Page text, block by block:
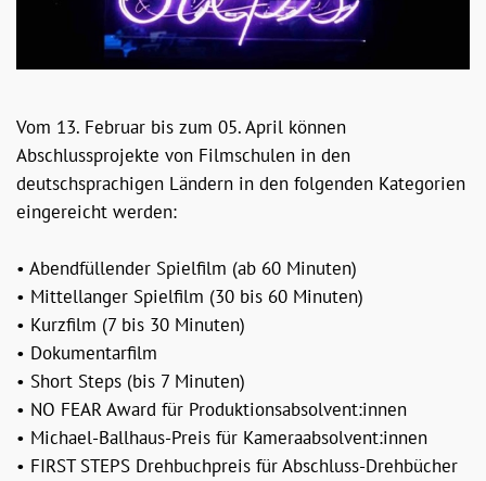
Vom 13. Februar bis zum 05. April können
Abschlussprojekte von Filmschulen in den
deutschsprachigen Ländern in den folgenden Kategorien
eingereicht werden:
• Abendfüllender Spielfilm (ab 60 Minuten)
• Mittellanger Spielfilm (30 bis 60 Minuten)
• Kurzfilm (7 bis 30 Minuten)
• Dokumentarfilm
• Short Steps (bis 7 Minuten)
• NO FEAR Award für Produktionsabsolvent:innen
• Michael-Ballhaus-Preis für Kameraabsolvent:innen
• FIRST STEPS Drehbuchpreis für Abschluss-Drehbücher